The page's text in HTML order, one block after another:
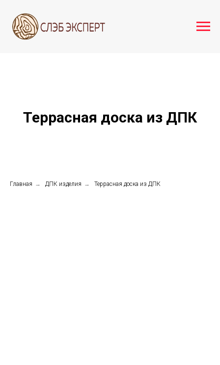
Террасная доска из ДПК
Главная → ДПК изделия → Террасная доска из ДПК